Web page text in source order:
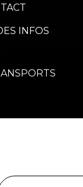
INFOS